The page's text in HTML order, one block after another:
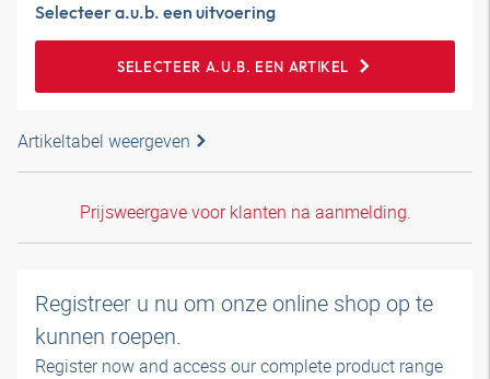
Selecteer a.u.b. een uitvoering
SELECTEER A.U.B. EEN ARTIKEL
Artikeltabel weergeven
Prijsweergave voor klanten na aanmelding.
Registreer u nu om onze online shop op te
kunnen roepen.
Register now and access our complete product range